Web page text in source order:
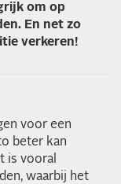
om op
En net zo
verkeren!
voor een
beter kan
is vooral
waarbij het